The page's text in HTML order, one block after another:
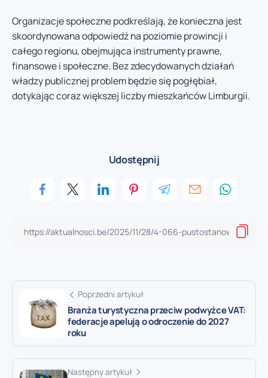
Organizacje społeczne podkreślają, że konieczna jest
skoordynowana odpowiedź na poziomie prowincji i
całego regionu, obejmująca instrumenty prawne,
finansowe i społeczne. Bez zdecydowanych działań
władzy publicznej problem będzie się pogłębiał,
dotykając coraz większej liczby mieszkańców Limburgii.
Udostępnij
Poprzedni artykuł
Branża turystyczna przeciw podwyżce VAT:
federacje apelują o odroczenie do 2027
roku
Następny artykuł